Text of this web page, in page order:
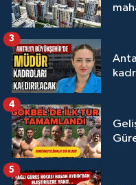
3
4
5